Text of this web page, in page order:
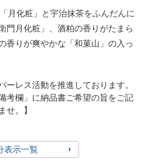
月化粧」と宇治抹茶をふんだんに
門月化粧」、酒粕の香りがたまら
香りが爽やかな「和菓山」の入っ
ーレス活動を推進しております。
考欄」に納品書ご希望の旨をご記
せ。】
表示一覧